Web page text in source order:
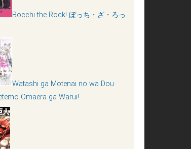
Bocchi the Rock! ぼっち・ざ・ろっ
Watashi ga Motenai no wa Dou
Omaera ga Warui!